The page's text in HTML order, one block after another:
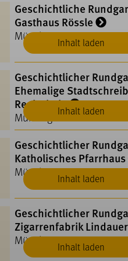
Inhalt laden
Geschichtliche
Gasthaus Rössle
Münsingen
Inhalt laden
Geschichtlicher
Ehemalige
Realschule
Münsingen
Inhalt laden
Geschichtlicher
Katholisches Pfarrhaus
Münsingen
Inhalt laden
Geschichtlicher
Zigarrenfabrik Lindauer
Münsingen